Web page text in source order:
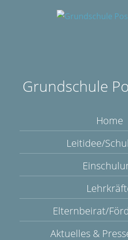
Grundschule
Home
Leitidee/
Elternbeirat/
Aktuelles &